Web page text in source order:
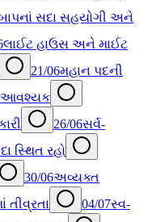
સદા સહયોગી અને
લાઈટ હાઉસ અને માઈટ
21/06મહાન પદની
આવશ્યક
26/06સર્વ-
સ્થિત રહો
30/06અવ્યક્ત
તીવ્રતા
04/07સ્વ-